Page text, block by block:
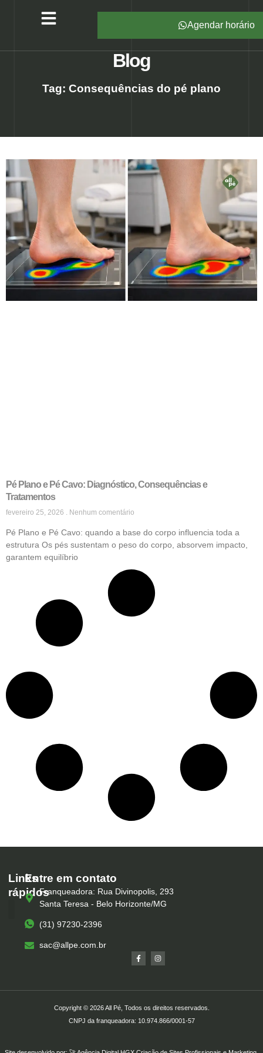
Agendar horário
Blog
Tag: Consequências do pé plano
Pé Plano e Pé Cavo: Diagnóstico, Consequências e
Tratamentos
fevereiro 25, 2026 Nenhum comentário
Pé Plano e Pé Cavo: quando a base do corpo influencia toda a
estrutura Os pés sustentam o peso do corpo, absorvem impacto,
garantem equilíbrio
Links
rápidos
Entre em contato
Franqueadora: Rua Divinopolis, 293
Santa Teresa - Belo Horizonte/MG
(31) 97230-2396
sac@allpe.com.br
Copyright © 2026 All Pé, Todos os direitos reservados.
CNPJ da franqueadora: 10.974.866/0001-57